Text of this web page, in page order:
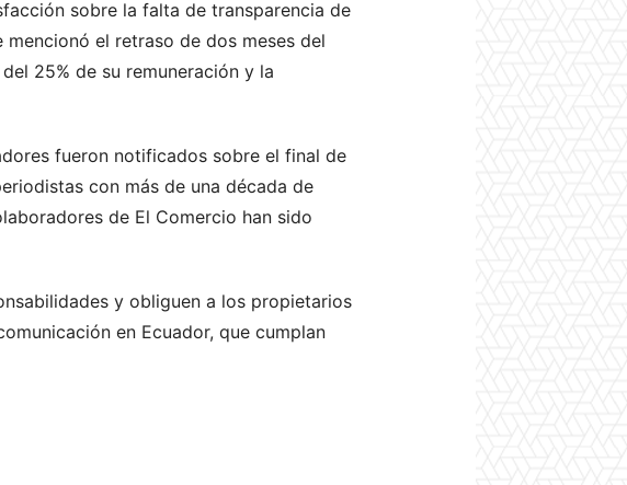
sobre la falta de transparencia de
el retraso de dos meses del
25% de su remuneración y la
fueron notificados sobre el final de
con más de una década de
de El Comercio han sido
y obliguen a los propietarios
en Ecuador, que cumplan